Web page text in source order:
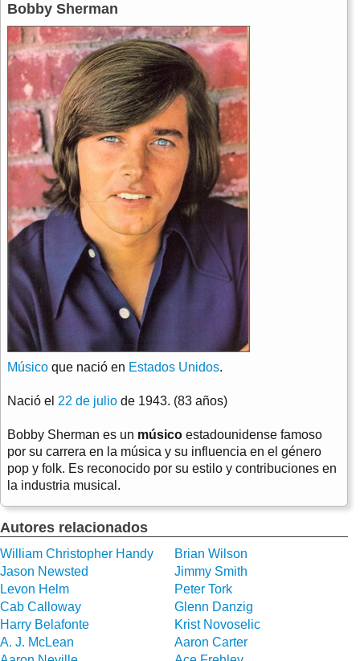
Bobby Sherman
Músico que nació en Estados Unidos.
Nació el 22 de julio de 1943. (83 años)
Bobby Sherman es un músico estadounidense famoso
por su carrera en la música y su influencia en el género
pop y folk. Es reconocido por su estilo y contribuciones en
la industria musical.
Autores relacionados
William Christopher Handy
Brian Wilson
Jason Newsted
Jimmy Smith
Levon Helm
Peter Tork
Cab Calloway
Glenn Danzig
Harry Belafonte
Krist Novoselic
A. J. McLean
Aaron Carter